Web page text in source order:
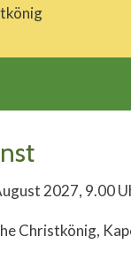
2027, 9.00
Christkönig,